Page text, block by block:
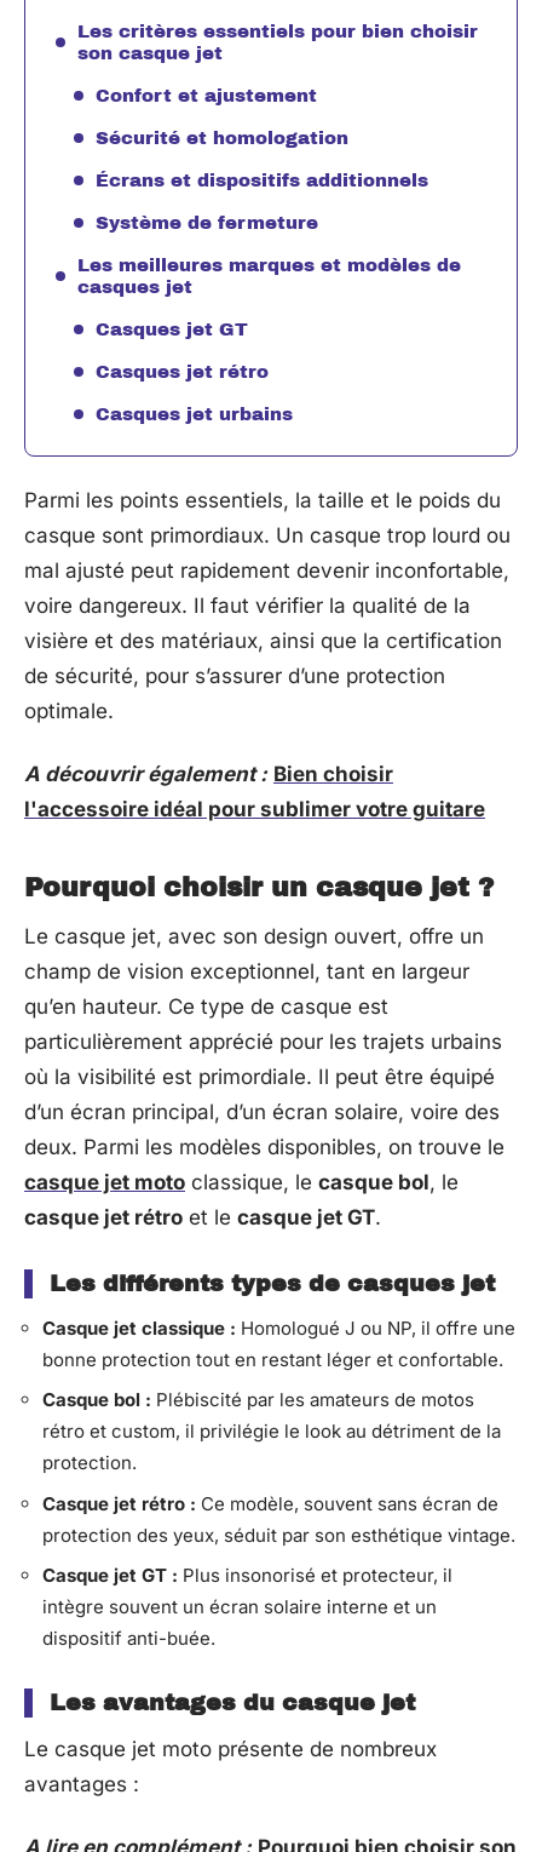
Les critères essentiels pour bien choisir
son casque jet
Confort et ajustement
Sécurité et homologation
Écrans et dispositifs additionnels
Système de fermeture
Les meilleures marques et modèles de
casques jet
Casques jet GT
Casques jet rétro
Casques jet urbains
Parmi les points essentiels, la taille et le poids du
casque sont primordiaux. Un casque trop lourd ou
mal ajusté peut rapidement devenir inconfortable,
voire dangereux. Il faut vérifier la qualité de la
visière et des matériaux, ainsi que la certification
de sécurité, pour s’assurer d’une protection
optimale.
A découvrir également : Bien choisir
l'accessoire idéal pour sublimer votre guitare
Pourquoi choisir un casque jet ?
Le casque jet, avec son design ouvert, offre un
champ de vision exceptionnel, tant en largeur
qu’en hauteur. Ce type de casque est
particulièrement apprécié pour les trajets urbains
où la visibilité est primordiale. Il peut être équipé
d’un écran principal, d’un écran solaire, voire des
deux. Parmi les modèles disponibles, on trouve le
casque jet moto classique, le casque bol, le
casque jet rétro et le casque jet GT.
Les différents types de casques jet
Casque jet classique : Homologué J ou NP, il offre une
bonne protection tout en restant léger et confortable.
Casque bol : Plébiscité par les amateurs de motos
rétro et custom, il privilégie le look au détriment de la
protection.
Casque jet rétro : Ce modèle, souvent sans écran de
protection des yeux, séduit par son esthétique vintage.
Casque jet GT : Plus insonorisé et protecteur, il
intègre souvent un écran solaire interne et un
dispositif anti-buée.
Les avantages du casque jet
Le casque jet moto présente de nombreux
avantages :
A lire en complément : Pourquoi bien choisir son